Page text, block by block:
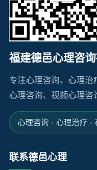
福建德邑心理咨
专注心理咨询、心理治
心理咨询、视频心理咨
心理咨询 · 心理治疗 ·
联系德邑心理